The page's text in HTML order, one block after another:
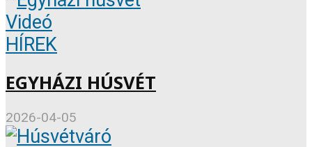
Videó
HÍREK
EGYHÁZI HÚSVÉT
2026-04-05